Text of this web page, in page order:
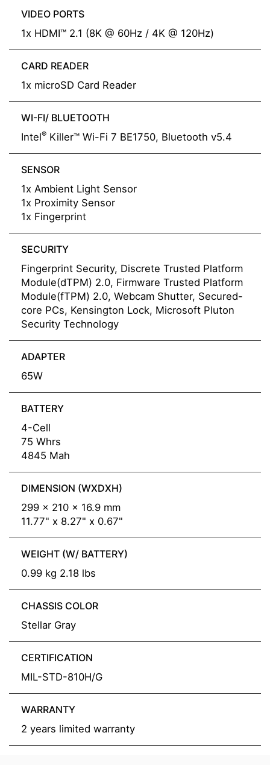
VIDEO PORTS
1x HDMI™ 2.1 (8K @ 60Hz / 4K @ 120Hz)
CARD READER
1x microSD Card Reader
WI-FI/ BLUETOOTH
Intel® Killer™ Wi-Fi 7 BE1750, Bluetooth v5.4
SENSOR
1x Ambient Light Sensor
1x Proximity Sensor
1x Fingerprint
SECURITY
Fingerprint Security, Discrete Trusted Platform
Module(dTPM) 2.0, Firmware Trusted Platform
Module(fTPM) 2.0, Webcam Shutter, Secured-
core PCs, Kensington Lock, Microsoft Pluton
Security Technology
ADAPTER
65W
BATTERY
4-Cell
75 Whrs
4845 Mah
DIMENSION (WXDXH)
299 x 210 x 16.9 mm
11.77" x 8.27" x 0.67"
WEIGHT (W/ BATTERY)
0.99 kg 2.18 lbs
CHASSIS COLOR
Stellar Gray
CERTIFICATION
MIL-STD-810H/G
WARRANTY
2 years limited warranty